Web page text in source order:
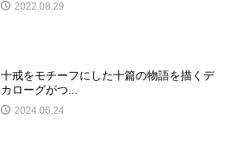
2022.08.29
十戒をモチーフにした十篇の物語を描くデ
カローグがつ...
2024.06.24